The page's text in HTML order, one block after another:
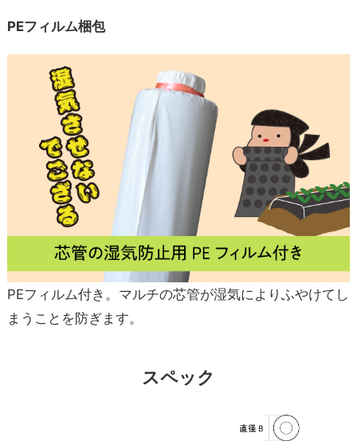
PEフィルム梱包
PEフィルム付き。マルチの芯管が湿気によりふやけてし
まうことを防ぎます。
スペック